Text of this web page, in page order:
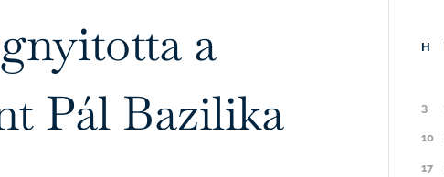
a
Pál Bazilika
H
3
10
17